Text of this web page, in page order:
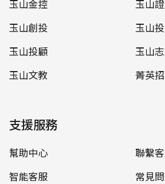
玉山金控
玉山
玉山創投
玉山
玉山投顧
玉山
玉山文教
菁英
支援服務
幫助中心
聯繫
智能客服
常見